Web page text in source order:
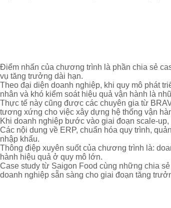
Điểm nhấn của chương trình là phần chia sẻ
vụ tăng trưởng dài hạn.
Theo đại diện doanh nghiệp, khi quy mô phát
nhân và khó kiểm soát hiệu quả vận hành là
Thực tế này cũng được các chuyên gia từ
tương xứng cho việc xây dựng hệ thống vận
Khi doanh nghiệp bước vào giai đoạn scale-
Các nội dung về ERP, chuẩn hóa quy trình,
nhập khẩu.
Thông điệp xuyên suốt của chương trình là:
hành hiệu quả ở quy mô lớn.
Case study từ Saigon Food cùng những chia
doanh nghiệp sẵn sàng cho giai đoạn tăng